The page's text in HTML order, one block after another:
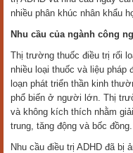
nhiều phân khúc nhân khẩu
Nhu cầu của ngành công
Thị trường thuốc điều trị rối
nhiều loại thuốc và liệu pháp
loạn phát triển thần kinh
phổ biến ở người lớn. Thị
và không kích thích nhằm
trung, tăng động và bốc đồng.
Nhu cầu điều trị ADHD đã bị